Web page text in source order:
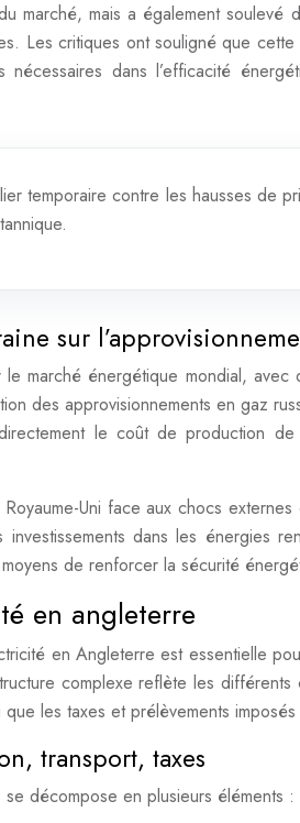
marché, mais a également soulevé
Les critiques ont souligné que
dans l’efficacité
temporaire contre les hausses de
sur
marché énergétique mondial, avec
des approvisionnements en gaz
le coût de production de
Uni face aux chocs
dans les énergies
de renforcer la sécurité
en angleterre
en Angleterre est essentielle
complexe reflète les
les taxes et prélèvements
transport, taxes
décompose en plusieurs éléments :